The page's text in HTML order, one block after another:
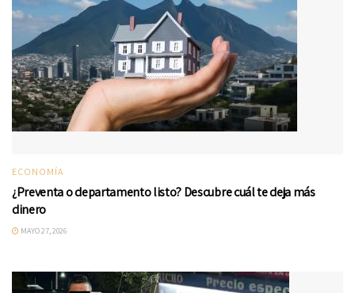
ECONOMÍA
¿Preventa o departamento listo? Descubre cuál te deja más
dinero
MAYO 27, 2026